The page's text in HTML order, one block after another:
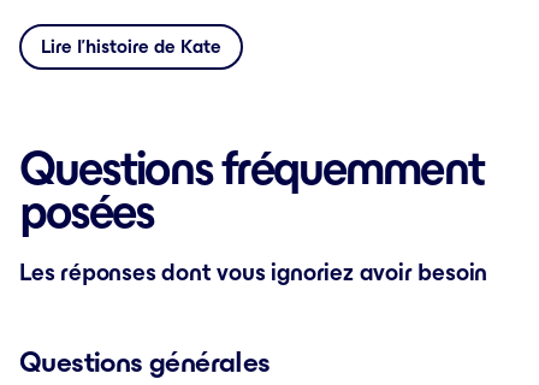
Lire l’histoire de Kate
Questions fréquemment
posées
Les réponses dont vous ignoriez avoir besoin
Questions générales